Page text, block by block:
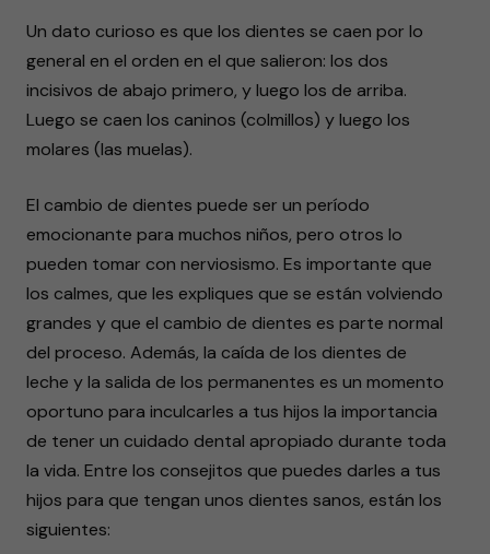
Un dato curioso es que los dientes se caen por lo
general en el orden en el que salieron: los dos
incisivos de abajo primero, y luego los de arriba.
Luego se caen los caninos (colmillos) y luego los
molares (las muelas).
El cambio de dientes puede ser un período
emocionante para muchos niños, pero otros lo
pueden tomar con nerviosismo. Es importante que
los calmes, que les expliques que se están volviendo
grandes y que el cambio de dientes es parte normal
del proceso. Además, la caída de los dientes de
leche y la salida de los permanentes es un momento
oportuno para inculcarles a tus hijos la importancia
de tener un cuidado dental apropiado durante toda
la vida. Entre los consejitos que puedes darles a tus
hijos para que tengan unos dientes sanos, están los
siguientes: